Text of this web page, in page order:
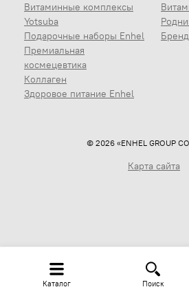
Витаминные комплексы
Yotsuba
Подарочные наборы Enhel
Премиальная
космецевтика
Коллаген
Здоровое питание Enhel
© 2026 «ENHEL GROUP
Карта сайта
Каталог Поиск